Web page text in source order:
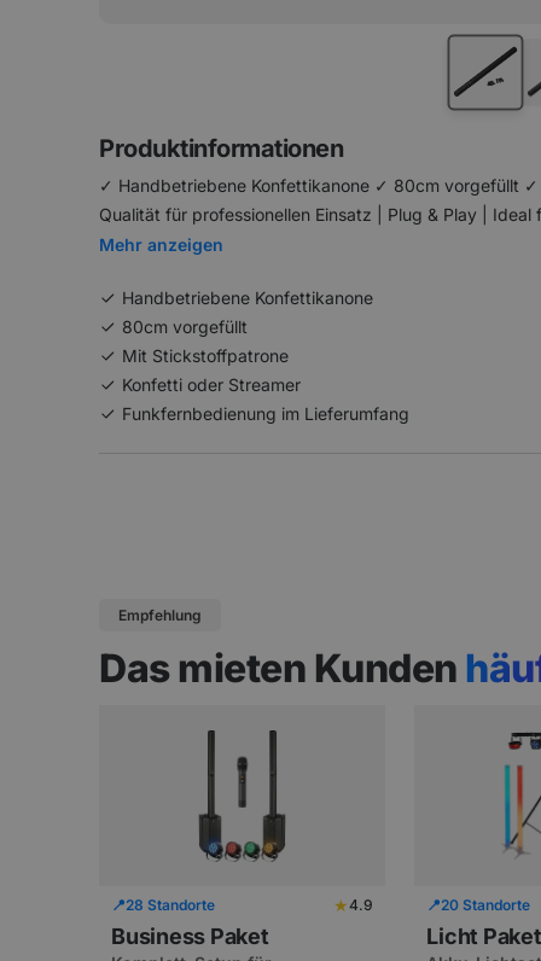
Produktinformationen
✓ Handbetriebene Konfettikanone ✓ 80cm vorgefüllt
Qualität für professionellen Einsatz | Plug & Play | Ideal
Mehr anzeigen
Handbetriebene Konfettikanone
80cm vorgefüllt
Mit Stickstoffpatrone
Konfetti oder Streamer
Funkfernbedienung im Lieferumfang
Empfehlung
Das mieten Kunden
📍28 Standorte ★4.9
Business Paket
📍20 Standorte
Licht Paket